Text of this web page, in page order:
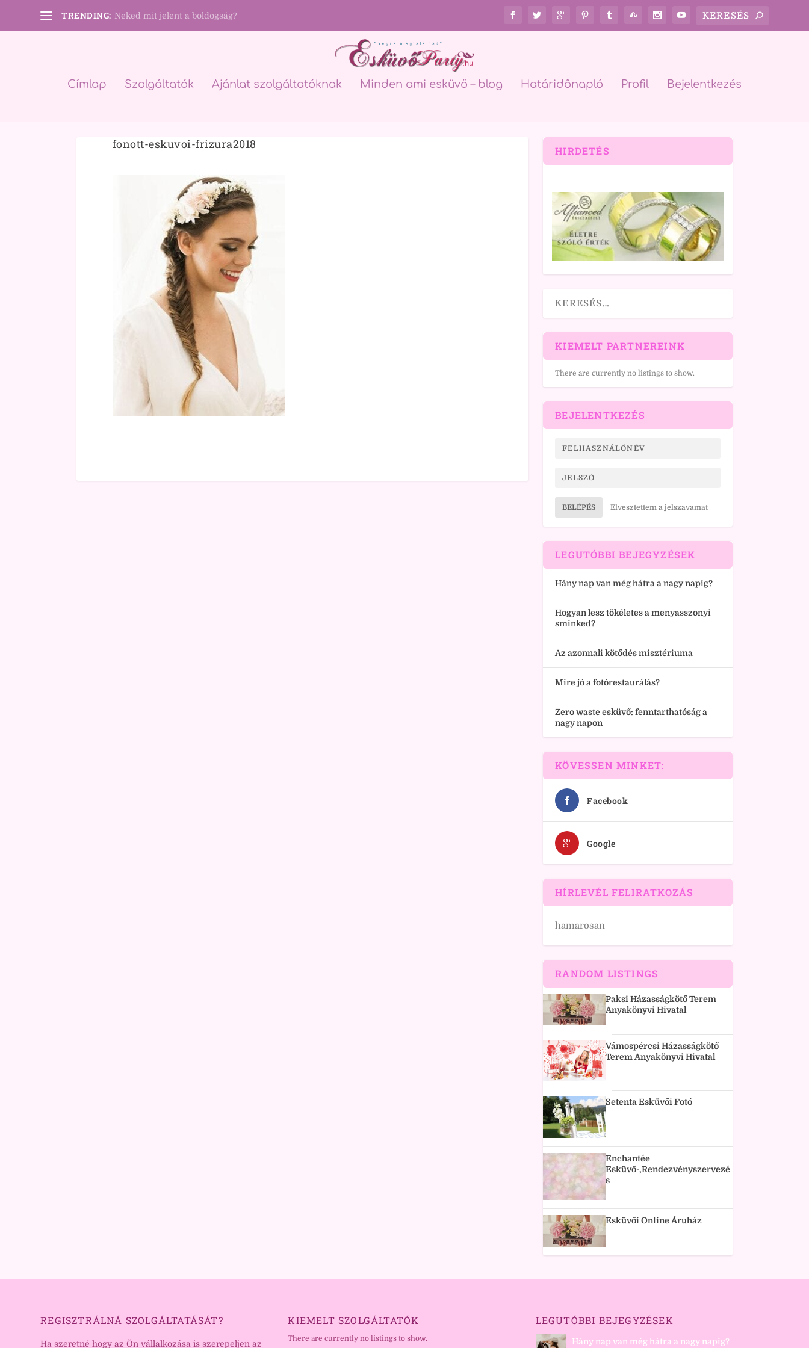
TRENDING: Neked mit jelent a boldogság?
Címlap Szolgáltatók Ajánlat szolgáltatóknak Minden ami esküvő – blog Határidőnapló Profil Bejelentkezés
fonott-eskuvoi-frizura2018 HIRDETÉS
KIEMELT PARTNEREINK
There are currently no listings to show.
BEJELENTKEZÉS
BELÉPÉS Elvesztettem a jelszavamat
LEGUTÓBBI BEJEGYZÉSEK
Hány nap van még hátra a nagy napig?
Hogyan lesz tökéletes a menyasszonyi
sminked?
Az azonnali kötődés misztériuma
Mire jó a fotórestaurálás?
Zero waste esküvő: fenntarthatóság a
nagy napon
KÖVESSEN MINKET:
Facebook
Google
HÍRLEVÉL FELIRATKOZÁS
hamarosan
RANDOM LISTINGS
Paksi Házasságkötő Terem
Anyakönyvi Hivatal
Vámospércsi Házasságkötő
Terem Anyakönyvi Hivatal
Setenta Esküvői Fotó
Enchantée
Esküvő-,Rendezvényszervezé
s
Esküvői Online Áruház
REGISZTRÁLNÁ SZOLGÁLTATÁSÁT?
Ha szeretné hogy az Ön vállalkozása is szerepeljen az
KIEMELT SZOLGÁLTATÓK
There are currently no listings to show.
LEGUTÓBBI BEJEGYZÉSEK
Hány nap van még hátra a nagy napig?